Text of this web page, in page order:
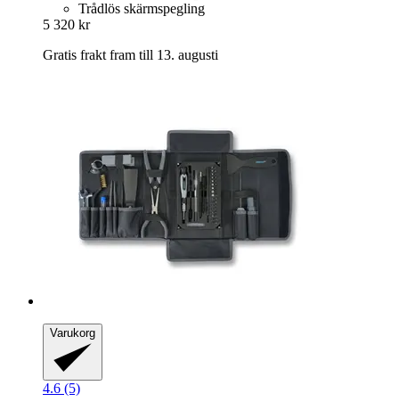
Trådlös skärmspegling
5 320 kr
Gratis frakt fram till 13. augusti
Varukorg
4.6 (5)